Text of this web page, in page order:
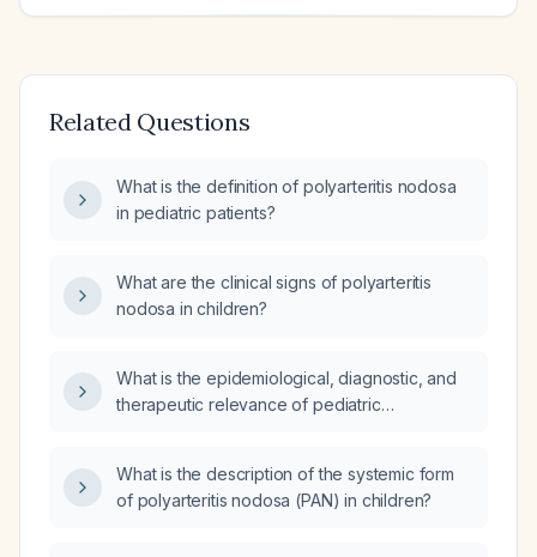
Related Questions
What is the definition of polyarteritis nodosa
in pediatric patients?
What are the clinical signs of polyarteritis
nodosa in children?
What is the epidemiological, diagnostic, and
therapeutic relevance of pediatric
What is the description of the systemic form
of polyarteritis nodosa (PAN) in children?